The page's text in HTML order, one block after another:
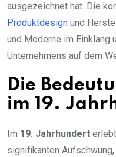
ausgezeichnet hat. Die
Produktdesign und
und Moderne im
Unternehmens auf dem
Die
im 19.
Im 19. Jahrhundert
signifikanten